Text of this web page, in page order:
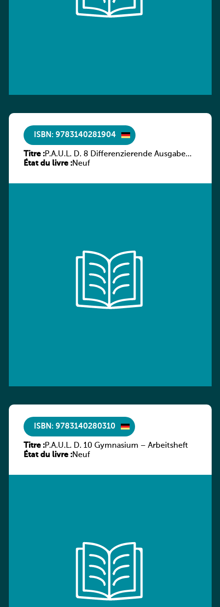
ISBN: 9783140281904
Titre :P.A.U.L. D. 8 Differenzierende Ausgabe
Luxemburg – Arbeitsheft
État du livre :Neuf
ISBN: 9783140280310
Titre :P.A.U.L. D. 10 Gymnasium – Arbeitsheft
État du livre :Neuf